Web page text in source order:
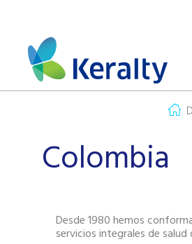
Colombia
Desde 1980 hemos
servicios integrales de